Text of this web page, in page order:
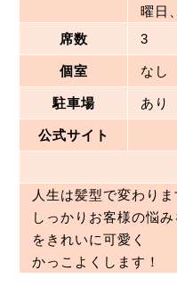
曜日
席数
3
個室 なし
駐車場 あり
公式サイト
人生は髪型で変わりま
しっかりお客様の悩
をきれいに可愛く
かっこよくします！